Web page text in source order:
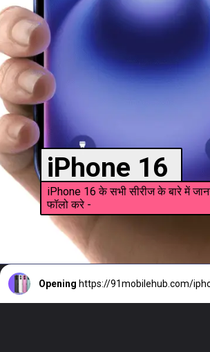
iPhone 16
iPhone 16 के सभी सीरीज के बारे में
फॉलो करे -
Opening https://91mobilehub.com/